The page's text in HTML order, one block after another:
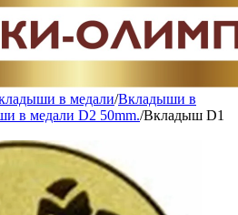
в медали/Вкладыши в
в медали D2 50mm./Вкладыш D1